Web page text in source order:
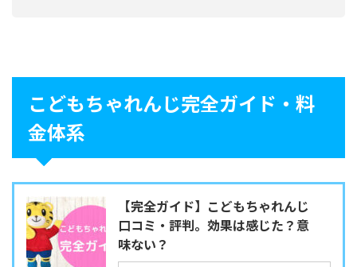
こどもちゃれんじ完全ガイド・料
金体系
【完全ガイド】こどもちゃれんじ
口コミ・評判。効果は感じた？意
味ない？